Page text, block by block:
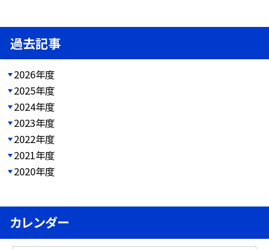
過去記事
2026年度
2025年度
2024年度
2023年度
2022年度
2021年度
2020年度
カレンダー